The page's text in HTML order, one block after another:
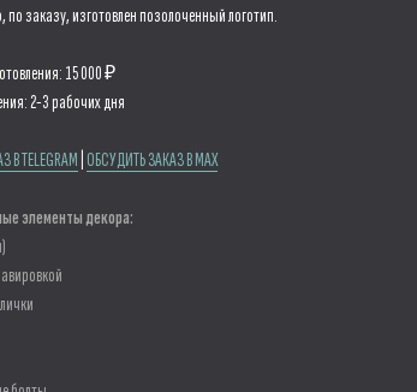
по заказу, изготовлен позолоченный логотип.
15 000 ₽
2-3 рабочих дня
TELEGRAM ОБСУДИТЬ ЗАКАЗ В MAX
элементы декора: